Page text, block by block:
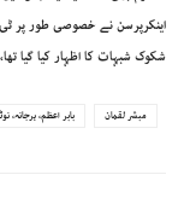
شکوک شبہات کا اظہار کیا گیا
بابر اعظم، مبشر لقمان